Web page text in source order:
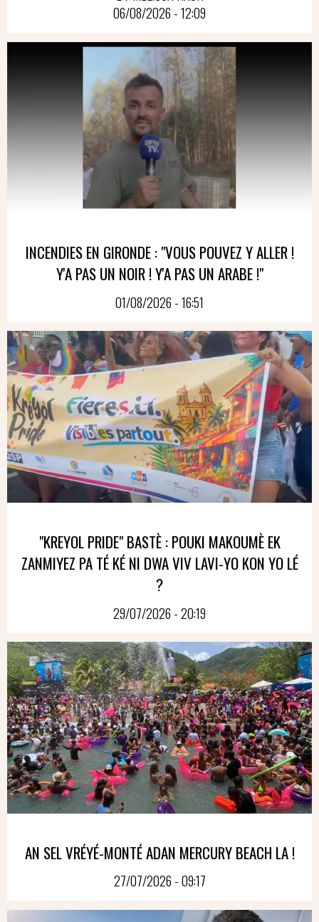
06/08/2026 - 12:09
INCENDIES EN GIRONDE : "VOUS POUVEZ Y ALLER !
Y'A PAS UN NOIR ! Y'A PAS UN ARABE !"
01/08/2026 - 16:51
"KREYOL PRIDE" BASTÈ : POUKI MAKOUMÈ EK
ZANMIYEZ PA TÉ KÉ NI DWA VIV LAVI-YO KON YO LÉ
?
29/07/2026 - 20:19
AN SEL VRÉYÉ-MONTÉ ADAN MERCURY BEACH LA !
27/07/2026 - 09:17